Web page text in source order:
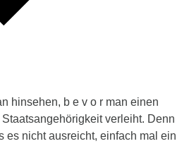
hinsehen, b e v o r man einen
verleiht. Denn
es nicht ausreicht, einfach mal ein